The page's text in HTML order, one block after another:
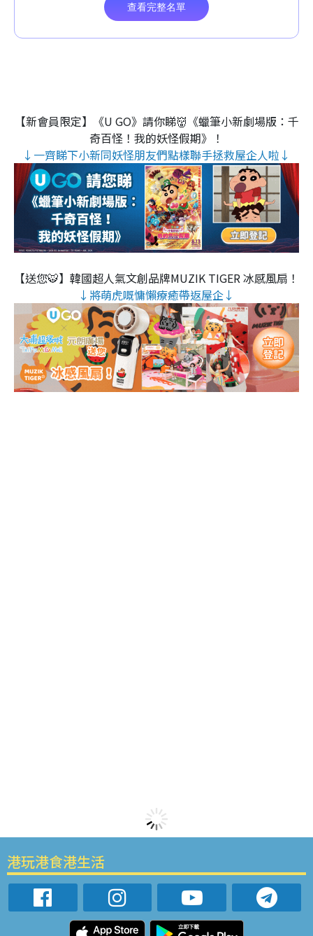
【新會員限定】《U GO》請你睇👹《蠟筆小新劇場版：千
奇百怪！我的妖怪假期》！
↓一齊睇下小新同妖怪朋友們點樣聯手拯救屋企人啦↓
【送您🐯】韓國超人氣文創品牌MUZIK TIGER 冰感風扇！
↓將萌虎嘅慵懶療癒帶返屋企↓
港玩港食港生活